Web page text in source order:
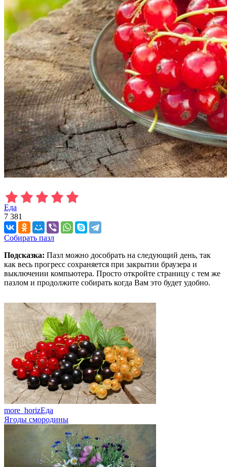
Еда
7 381
Собирать пазл
Подсказка: Пазл можно дособрать на следующий день, так
как весь прогресс сохраняется при закрытии браузера и
выключении компьютера. Просто откройте страницу с тем же
пазлом и продолжите собирать когда Вам это будет удобно.
more_horizЕда
Ягоды смородины